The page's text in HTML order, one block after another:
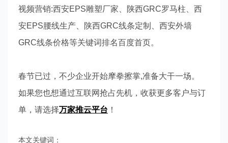
视频营销:西安EPS雕塑厂家、陕西GRC罗马柱、西
安EPS腰线生产、陕西GRC线条定制、西安外墙
GRC线条价格等关键词排名百度首页。
春节已过，不少企业开始摩拳擦掌,准备大干一场。
如果您也想通过互联网抢占先机，收获更多客户与订
单，请选择万家推云平台 ！
本文关键词：